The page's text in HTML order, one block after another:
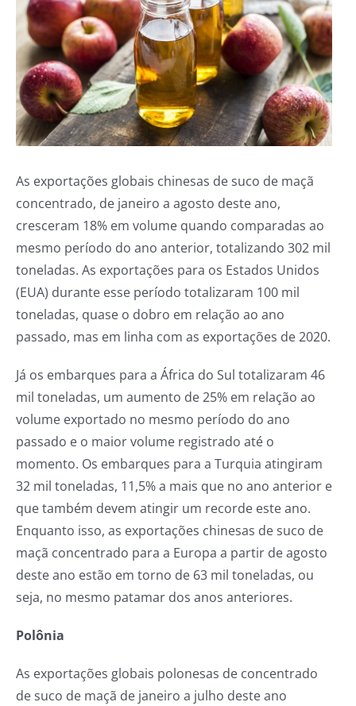
As exportações globais chinesas de suco de maçã
concentrado, de janeiro a agosto deste ano,
cresceram 18% em volume quando comparadas ao
mesmo período do ano anterior, totalizando 302 mil
toneladas. As exportações para os Estados Unidos
(EUA) durante esse período totalizaram 100 mil
toneladas, quase o dobro em relação ao ano
passado, mas em linha com as exportações de 2020.
Já os embarques para a África do Sul totalizaram 46
mil toneladas, um aumento de 25% em relação ao
volume exportado no mesmo período do ano
passado e o maior volume registrado até o
momento. Os embarques para a Turquia atingiram
32 mil toneladas, 11,5% a mais que no ano anterior e
que também devem atingir um recorde este ano.
Enquanto isso, as exportações chinesas de suco de
maçã concentrado para a Europa a partir de agosto
deste ano estão em torno de 63 mil toneladas, ou
seja, no mesmo patamar dos anos anteriores.
Polônia
As exportações globais polonesas de concentrado
de suco de maçã de janeiro a julho deste ano